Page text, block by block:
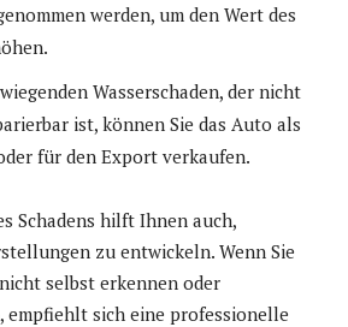
werden, um den Wert des
Wasserschaden, der nicht
ist, können Sie das Auto als
für den Export verkaufen.
Schadens hilft Ihnen auch,
zu entwickeln. Wenn Sie
selbst erkennen oder
empfiehlt sich eine professionelle